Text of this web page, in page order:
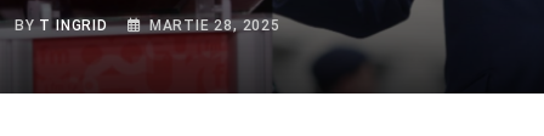
BYT INGRID MARTIE 28, 2025